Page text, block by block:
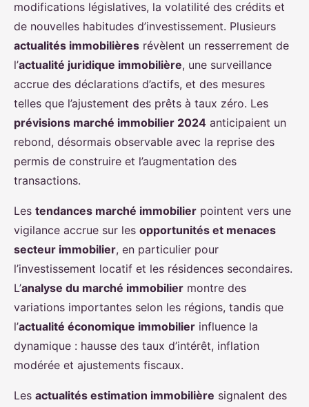
modifications législatives, la volatilité des crédits et
de nouvelles habitudes d’investissement. Plusieurs
actualités immobilières révèlent un resserrement de
l’actualité juridique immobilière, une surveillance
accrue des déclarations d’actifs, et des mesures
telles que l’ajustement des prêts à taux zéro. Les
prévisions marché immobilier 2024 anticipaient un
rebond, désormais observable avec la reprise des
permis de construire et l’augmentation des
transactions.
Les tendances marché immobilier pointent vers une
vigilance accrue sur les opportunités et menaces
secteur immobilier, en particulier pour
l’investissement locatif et les résidences secondaires.
L’analyse du marché immobilier montre des
variations importantes selon les régions, tandis que
l’actualité économique immobilier influence la
dynamique : hausse des taux d’intérêt, inflation
modérée et ajustements fiscaux.
Les actualités estimation immobilière signalent des